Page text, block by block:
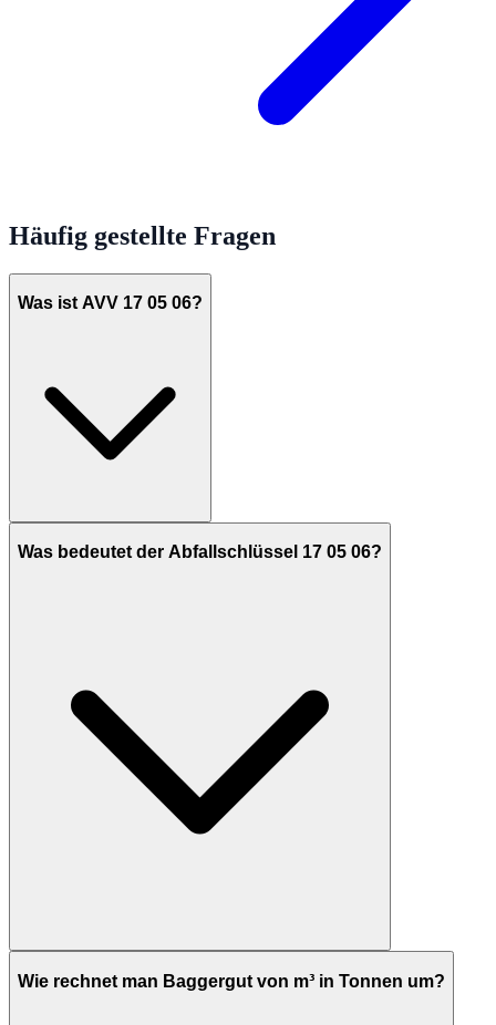
Häufig gestellte Fragen
Was ist AVV 17 05 06?
Was bedeutet der Abfallschlüssel 17 05 06?
Wie rechnet man Baggergut von m³ in Tonnen um?